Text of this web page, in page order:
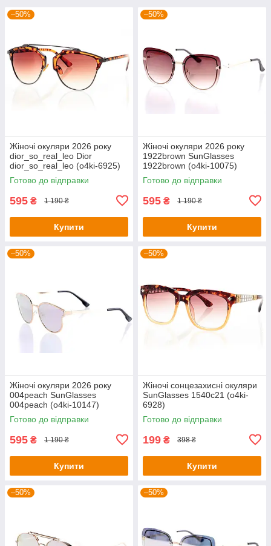
–50%
Жіночі окуляри 2026 року
dior_so_real_leo Dior
dior_so_real_leo (o4ki-6925)
Готово до відправки
595 ₴ 1 190 ₴
Купити
–50%
Жіночі окуляри 2026 року
1922brown SunGlasses
1922brown (o4ki-10075)
Готово до відправки
595 ₴ 1 190 ₴
Купити
–50%
Жіночі окуляри 2026 року
004peach SunGlasses
004peach (o4ki-10147)
Готово до відправки
595 ₴ 1 190 ₴
Купити
–50%
Жіночі сонцезахисні окуляри
SunGlasses 1540c21 (o4ki-
6928)
Готово до відправки
199 ₴ 398 ₴
Купити
–50% –50%